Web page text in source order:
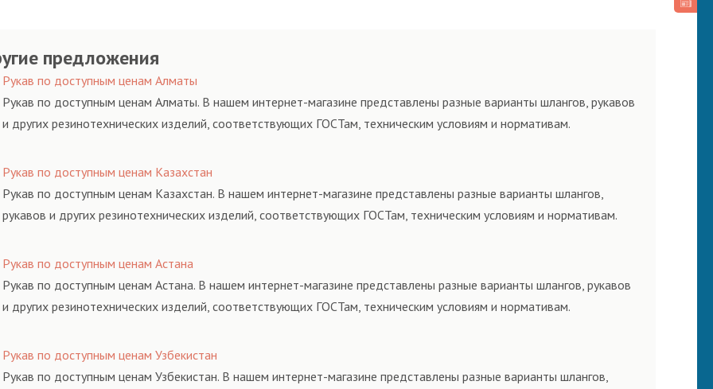
предложения
Рукав по доступным ценам Алматы
Рукав по доступным ценам Алматы. В нашем интернет-магазине представлены разные варианты шлангов, рукавов
и других резинотехнических изделий, соответствующих ГОСТам, техническим условиям и нормативам.
Рукав по доступным ценам Казахстан
Рукав по доступным ценам Казахстан. В нашем интернет-магазине представлены разные варианты шлангов,
рукавов и других резинотехнических изделий, соответствующих ГОСТам, техническим условиям и нормативам.
Рукав по доступным ценам Астана
Рукав по доступным ценам Астана. В нашем интернет-магазине представлены разные варианты шлангов, рукавов
и других резинотехнических изделий, соответствующих ГОСТам, техническим условиям и нормативам.
Рукав по доступным ценам Узбекистан
Рукав по доступным ценам Узбекистан. В нашем интернет-магазине представлены разные варианты шлангов,